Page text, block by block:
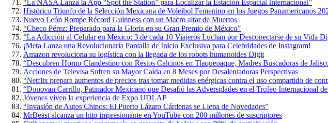
“La NASA Lanza la App “Spot the Station” para Localizar la Estación Espacial Internacional”
Histórico Triunfo de la Selección Mexicana de Voleibol Femenino en los Juegos Panamericanos
Nuevo León Rompe Récord Guinness con un Macro altar de Muertos
“Checo Pérez: Preparado para la Gloria en su Gran Premio de México”
“La Adicción al Celular en México: 3 de cada 10 Viajeros Luchan por Desconectarse de su Vida
¡Meta Lanza una Revolucionaria Pantalla de Inicio Exclusiva para Celebridades de Instagram!
Amazon revoluciona su logística con la llegada de los robots humanoides Digit
“Descubren Horno Clandestino con Restos Calcinos en Tlaquepaque, Madres Buscadoras de
Acciones de Televisa Sufren su Mayor Caída en 8 Meses por Desalentadoras Perspectivas
“Netflix prepara aumentos de precios tras tomar medidas enérgicas contra el uso compartido de
“Donovan Carrillo, Patinador Mexicano que Desafió las Adversidades en el Trofeo Internacional
Jóvenes viven la experiencia de Expo UDLAP
“Invasión de Autos Chinos: El Puerto Lázaro Cárdenas se Llena de Novedades”
MrBeast alcanza un hito impresionante en YouTube con 200 millones de suscriptores